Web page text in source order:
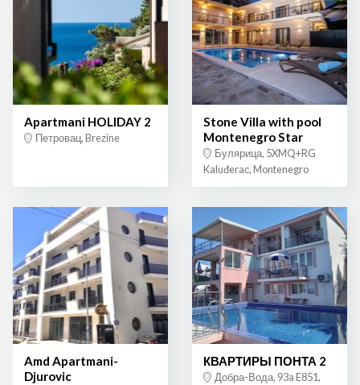
Apartmani HOLIDAY 2
Петровац, Brezine
Stone Villa with pool
Montenegro Star
Булярица, 5XMQ+RG
Kaluđerac, Montenegro
Amd Apartmani-
Djurovic
КВАРТИРЫ ПОНТА 2
Добра-Вода, 93a E851,